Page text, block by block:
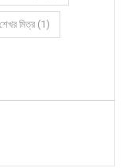
মিত্র (1)